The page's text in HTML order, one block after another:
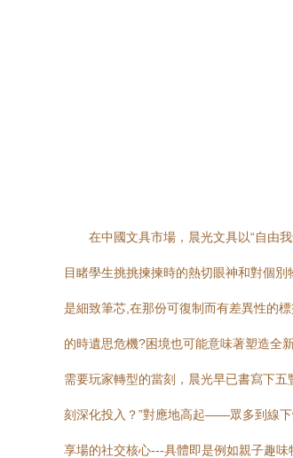
在中國文具市場，晨光文具以“自由
目睹學生挑挑揀揀時的熱切眼神和對個
是細致筆芯,在那份可復制而有差異性的
的時遺思危機?困境也可能意味著塑造全
需要玩家轉型的當刻，晨光早已書寫下
刻深化投入？”對應地高起——眾多到線下
享場的社交核心---具體即是例如親子趣